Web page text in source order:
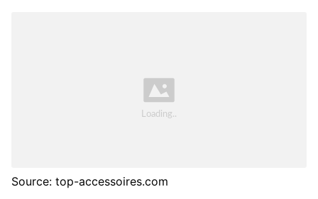
Source: top-accessoires.com